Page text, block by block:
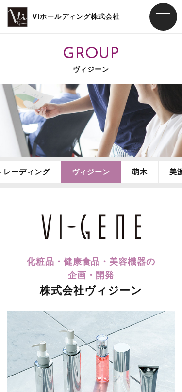
GROUP
ヴィジーン
レーディング ヴィジーン 萌木 美
化粧品・健康食品・美容機器の
企画・開発
株式会社ヴィジーン